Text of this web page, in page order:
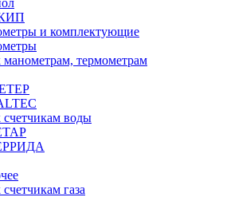
КИП
и комплектующие
термометрам
воды
газа